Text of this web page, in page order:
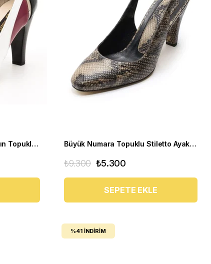
Stiletto Büyük Numara Kadın Topuklu Ayakkabı 1954 Beyaz Büyük Numara Topuklu Stiletto Ayakkabı TP710 Yılan baskı
₺5.300
₺9.300
SEPETE EKLE
%41 İNDIRIM